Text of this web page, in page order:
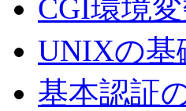
CGI環境
UNIXの基
基本認証